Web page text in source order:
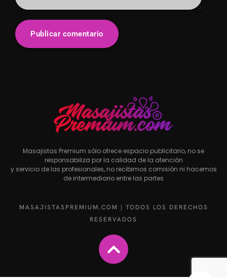
Masajistas Premium sólo ofrece espacio publicitario, no se
responsabiliza por la calidad de la atención
y servicio de las profesionales, no recibimos comisión ni hacemos
de intermediario entre las partes
MASAJISTASPREMIUM.COM | TODOS LOS DERECHOS
RESERVADOS